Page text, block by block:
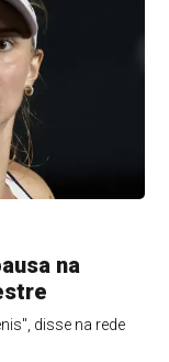
na
disse na rede